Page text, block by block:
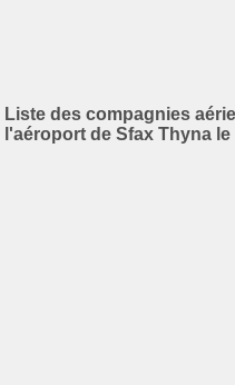
Liste des compagnies
l'aéroport de Sfax Thyna